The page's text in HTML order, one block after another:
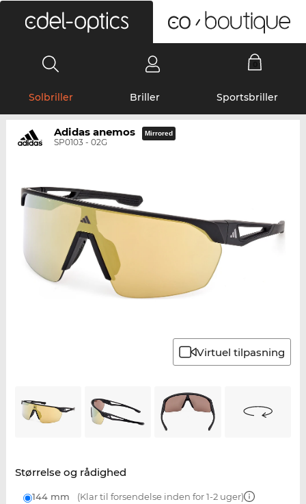
Solbriller Briller Sportsbriller
Adidas anemos
SP0103 - 02G
Mirrored
Virtuel tilpasning
Størrelse og rådighed
144 mm (Klar til forsendelse inden for 1-2 uger)